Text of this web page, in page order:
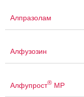
Алпразолам
Алфузозин
Алфупрост® МР